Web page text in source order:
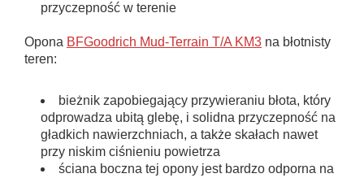
przyczepność w terenie
Opona BFGoodrich Mud-Terrain T/A KM3 na błotnisty
teren:
bieżnik zapobiegający przywieraniu błota, który
odprowadza ubitą glebę, i solidna przyczepność na
gładkich nawierzchniach, a także skałach nawet
przy niskim ciśnieniu powietrza
ściana boczna tej opony jest bardzo odporna na